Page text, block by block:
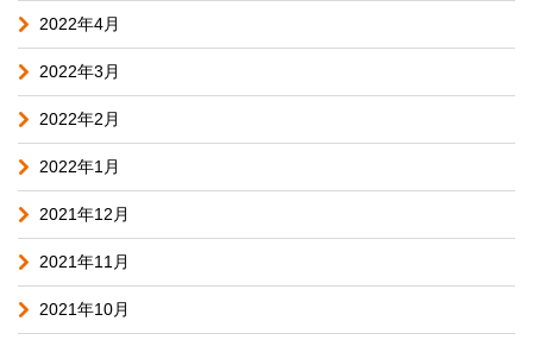
2022年4月
2022年3月
2022年2月
2022年1月
2021年12月
2021年11月
2021年10月